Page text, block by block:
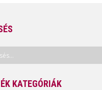
KATEGÓRIÁK